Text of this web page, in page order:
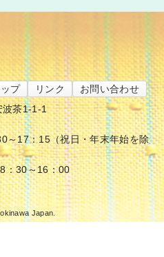
プ リンク
お問い合わせ
波茶1-1-1
～17：15（祝日・年末年始を除
：30～16：00
Japan.